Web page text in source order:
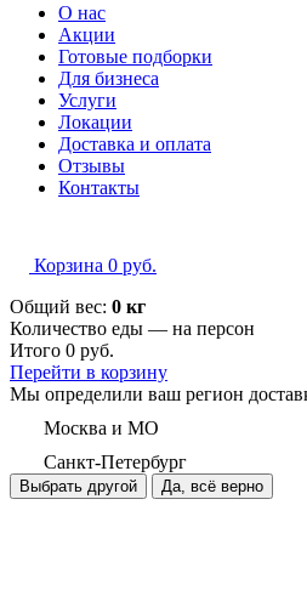
О нас
Акции
Готовые подборки
Для бизнеса
Услуги
Локации
Доставка и оплата
Отзывы
Контакты
Корзина 0 руб.
Общий вес: 0 кг
Количество еды — на персон
Итого 0 руб.
Перейти в корзину
Мы определили ваш регион
Москва и МО
Санкт-Петербург
Выбрать другой Да, всё верно